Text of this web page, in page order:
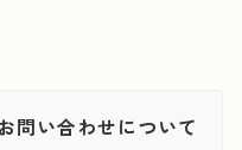
問い合わせについて